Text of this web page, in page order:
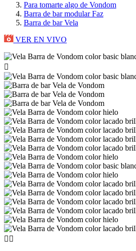
Para tomarte algo de Vondom
Barra de bar modular Faz
Barra de bar Vela
VER EN VIVO

 